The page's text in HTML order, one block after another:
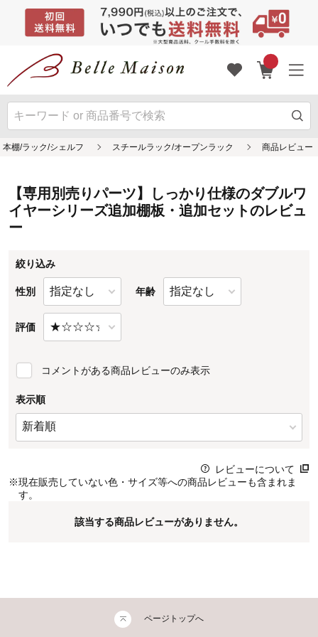
【専用別売りパーツ】しっかり仕様のダブルワ
イヤーシリーズ追加棚板・追加セットのレビュ
ー
絞り込み
性別 年齢
評価
コメントがある商品レビューのみ表示
表示順
レビューについて
※現在販売していない色・サイズ等への商品レビューも含まれま
す。
該当する商品レビューがありません。
ページトップへ